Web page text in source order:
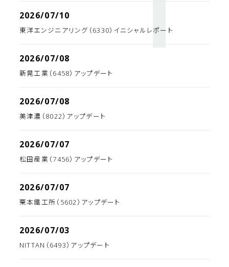
2026/07/10
東洋エンジニアリング（6330）イニシャルレポート
2026/07/08
新晃工業（6458）アップデート
2026/07/08
美津濃（8022）アップデート
2026/07/07
松田産業（7456）アップデート
2026/07/07
栗本鐵工所（5602）アップデート
2026/07/03
NITTAN（6493）アップデート